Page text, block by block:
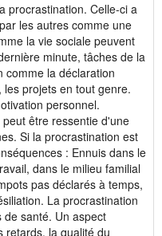
procrastination. Celle-ci a
les autres comme une
la vie sociale peuvent
minute, tâches de la
comme la déclaration
projets en tout genre.
personnel.
peut être ressentie d'une
Si la procrastination est
: Ennuis dans le
dans le milieu familial
pas déclarés à temps,
La procrastination
santé. Un aspect
retards, la qualité du